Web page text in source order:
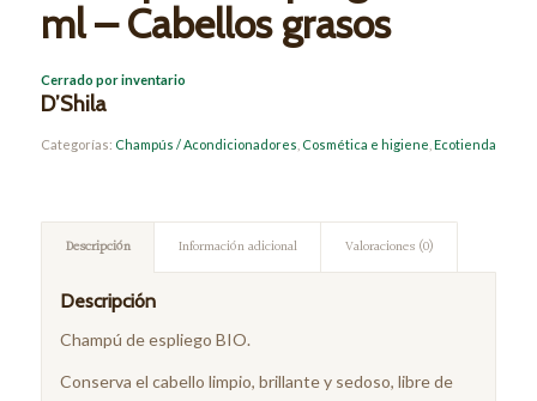
ml – Cabellos grasos
Cerrado por inventario
D’Shila
Categorías: Champús / Acondicionadores Cosmética e higiene Ecotienda
Descripción Información adicional Valoraciones (0)
Descripción
Champú de espliego BIO.
Conserva el cabello limpio, brillante y sedoso, libre de